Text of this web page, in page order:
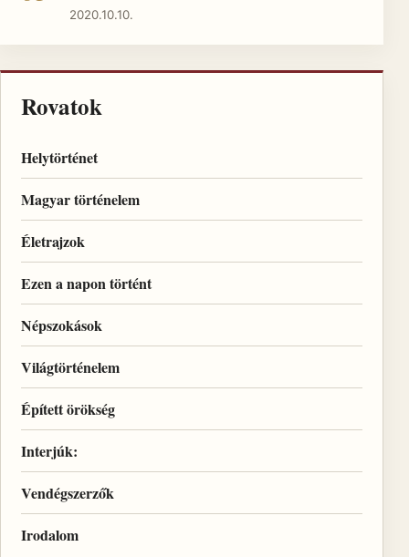
2020.10.10.
Rovatok
Helytörténet
Magyar történelem
Életrajzok
Ezen a napon történt
Népszokások
Világtörténelem
Épített örökség
Interjúk:
Vendégszerzők
Irodalom